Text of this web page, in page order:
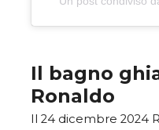
Il bagno
Ronaldo
Il 24 dicembre 2024